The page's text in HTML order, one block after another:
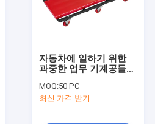
자동차에 일하기 위한
과중한 업무 기계공들
MOQ:50 PC
최신 가격 받기